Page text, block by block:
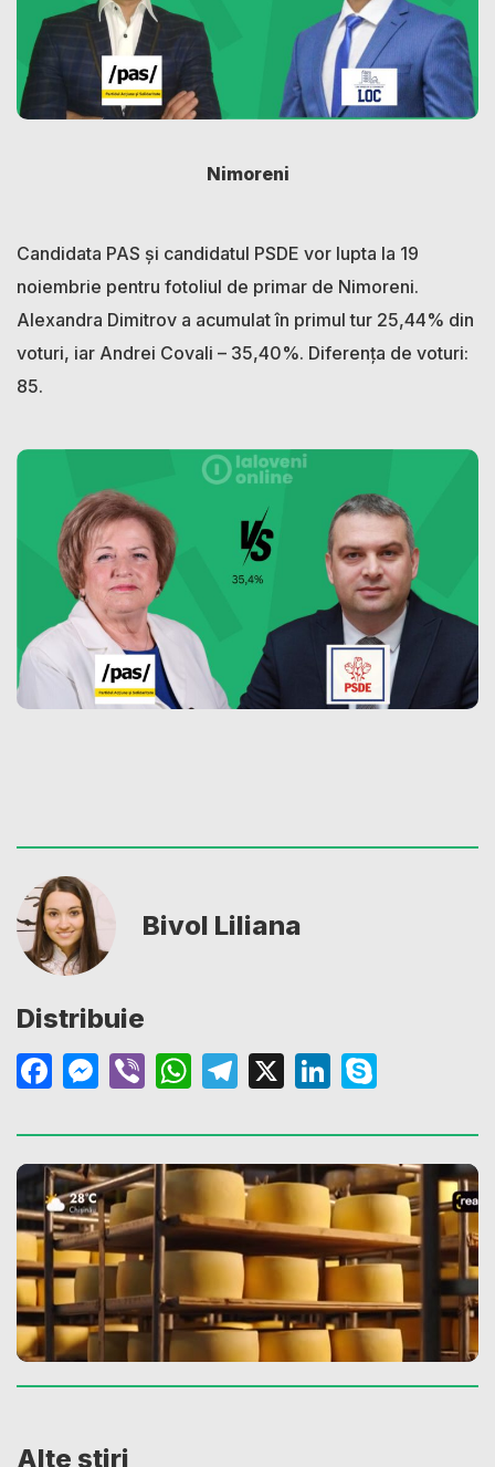
Nimoreni
Candidata PAS și candidatul PSDE vor lupta la 19
noiembrie pentru fotoliul de primar de Nimoreni.
Alexandra Dimitrov a acumulat în primul tur 25,44% din
voturi, iar Andrei Covali – 35,40%. Diferența de voturi:
85.
Bivol Liliana
Distribuie
Facebook
Messenger
ViberWhatsApp
Telegram
X LinkedIn
Alte știri